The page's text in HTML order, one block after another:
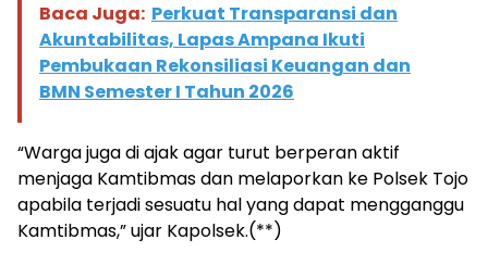
Baca Juga: Perkuat Transparansi dan
Akuntabilitas, Lapas Ampana Ikuti
Pembukaan Rekonsiliasi Keuangan dan
BMN Semester I Tahun 2026
“Warga juga di ajak agar turut berperan aktif
menjaga Kamtibmas dan melaporkan ke Polsek Tojo
apabila terjadi sesuatu hal yang dapat mengganggu
Kamtibmas,” ujar Kapolsek.(**)